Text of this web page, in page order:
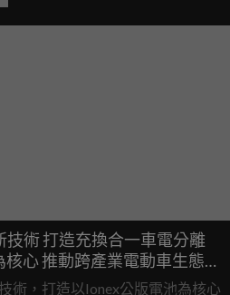
術 打造充換合一車電分離
心 推動跨產業電動車生態聯
術，打造以Ionex公版電池為核心